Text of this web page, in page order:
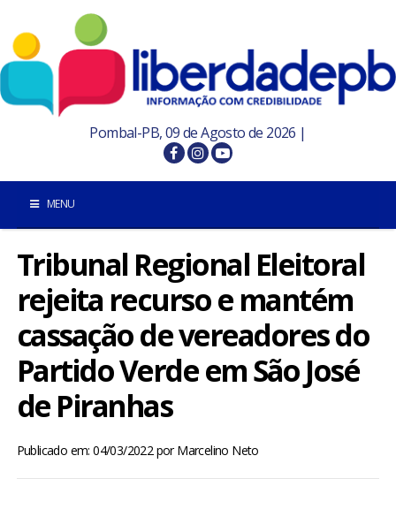
Pombal-PB, 09 de Agosto de 2026 |
MENU
INÍCIO
POMBAL E REGIÃO
BRASIL
MUNDO
Tribunal Regional Eleitoral
rejeita recurso e mantém
cassação de vereadores do
Partido Verde em São José
de Piranhas
Publicado em: 04/03/2022porMarcelino Neto